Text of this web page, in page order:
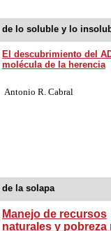
de lo soluble y lo
El descubrimiento del
molécula de la herencia
Antonio R. Cabral
de la solapa
Manejo de recursos
naturales y pobreza